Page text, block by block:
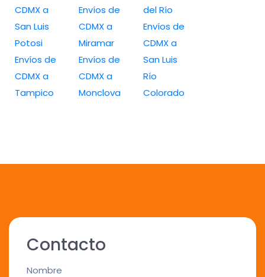
CDMX a
San Luis
Potosi
Envíos de
CDMX a
Tampico
Envíos de
CDMX a
Miramar
Envíos de
CDMX a
Monclova
del Río
Envíos de
CDMX a
San Luis
Río
Colorado
Contacto
Nombre